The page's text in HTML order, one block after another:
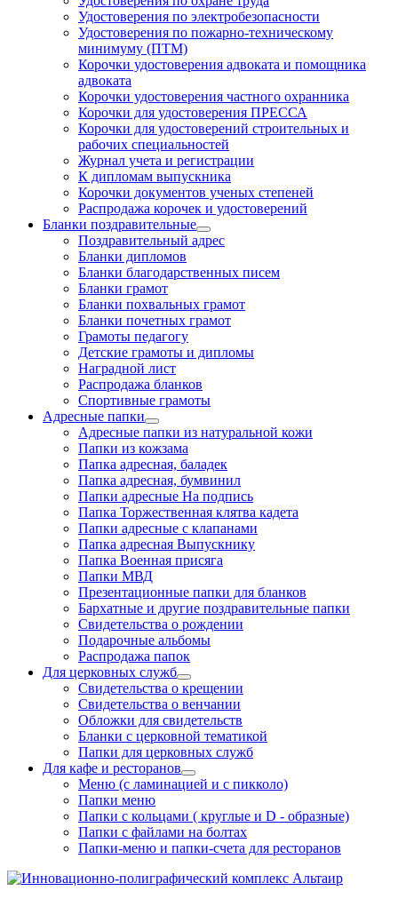
Удостоверения по электробезопасности
Удостоверения по пожарно-техническому
минимуму (ПТМ)
Корочки удостоверения адвоката и помощника
адвоката
Корочки удостоверения частного охранника
Корочки для удостоверения ПРЕССА
Корочки для удостоверений строительных и
рабочих специальностей
Журнал учета и регистрации
К дипломам выпускника
Корочки документов ученых степеней
Распродажа корочек и удостоверений
Бланки поздравительные
Поздравительный адрес
Бланки дипломов
Бланки благодарственных писем
Бланки грамот
Бланки похвальных грамот
Бланки почетных грамот
Грамоты педагогу
Детские грамоты и дипломы
Наградной лист
Распродажа бланков
Спортивные грамоты
Адресные папки
Адресные папки из натуральной кожи
Папки из кожзама
Папка адресная, баладек
Папка адресная, бумвинил
Папки адресные На подпись
Папка Торжественная клятва кадета
Папки адресные с клапанами
Папка адресная Выпускнику
Папка Военная присяга
Папки МВД
Презентационные папки для бланков
Бархатные и другие поздравительные папки
Свидетельства о рождении
Подарочные альбомы
Распродажа папок
Для церковных служб
Свидетельства о крещении
Свидетельства о венчании
Обложки для свидетельств
Бланки с церковной тематикой
Папки для церковных служб
Для кафе и ресторанов
Меню (с ламинацией и с пикколо)
Папки меню
Папки с кольцами ( круглые и D - образные)
Папки с файлами на болтах
Папки-меню и папки-счета для ресторанов